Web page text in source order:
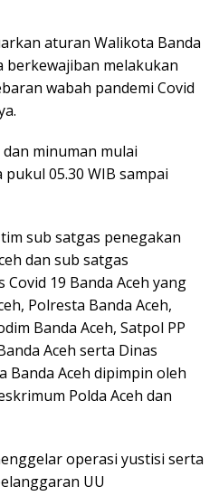
aturan Walikota Banda
berkewajiban melakukan
wabah pandemi Covid
minuman mulai
05.30 WIB sampai
sub satgas penegakan
dan sub satgas
19 Banda Aceh yang
Polresta Banda Aceh,
Banda Aceh, Satpol PP
Aceh serta Dinas
Banda Aceh dipimpin oleh
Polda Aceh dan
operasi yustisi serta
UU